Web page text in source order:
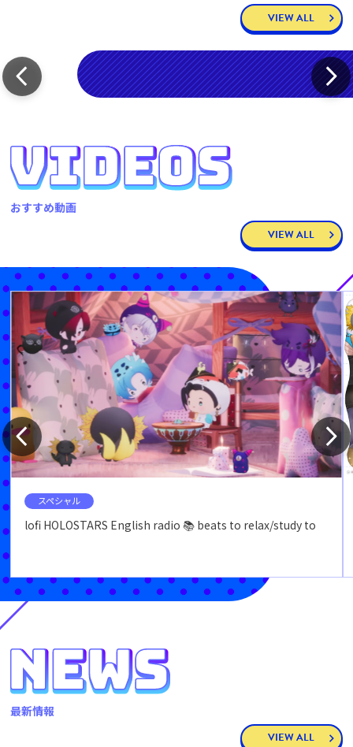
VIEW ALL
おすすめ動画
VIEW ALL
スペシャル
lofi HOLOSTARS English radio 📚 beats to relax/study to
最新情報
VIEW ALL